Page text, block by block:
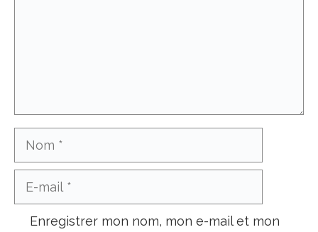
Enregistrer mon nom, mon e-mail et mon